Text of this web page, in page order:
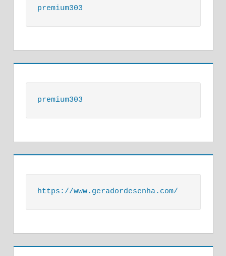
premium303
premium303
https://www.geradordesenha.com/